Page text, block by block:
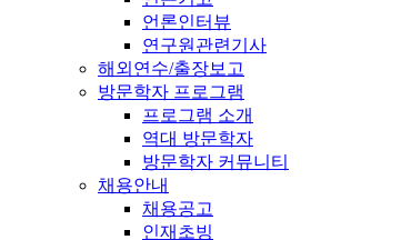
언론인터뷰
연구원관련기사
해외연수/출장보고
방문학자 프로그램
프로그램 소개
역대 방문학자
방문학자 커뮤니티
채용안내
채용공고
인재초빙